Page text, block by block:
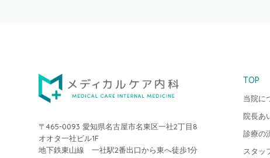
〒465-0093 愛知県名古屋市名東区一社2丁目8
オオタ一社ビル1F
地下鉄東山線 一社駅2番出口から東へ徒歩1分
TOP
当院に
院長あ
診療の
スタッ